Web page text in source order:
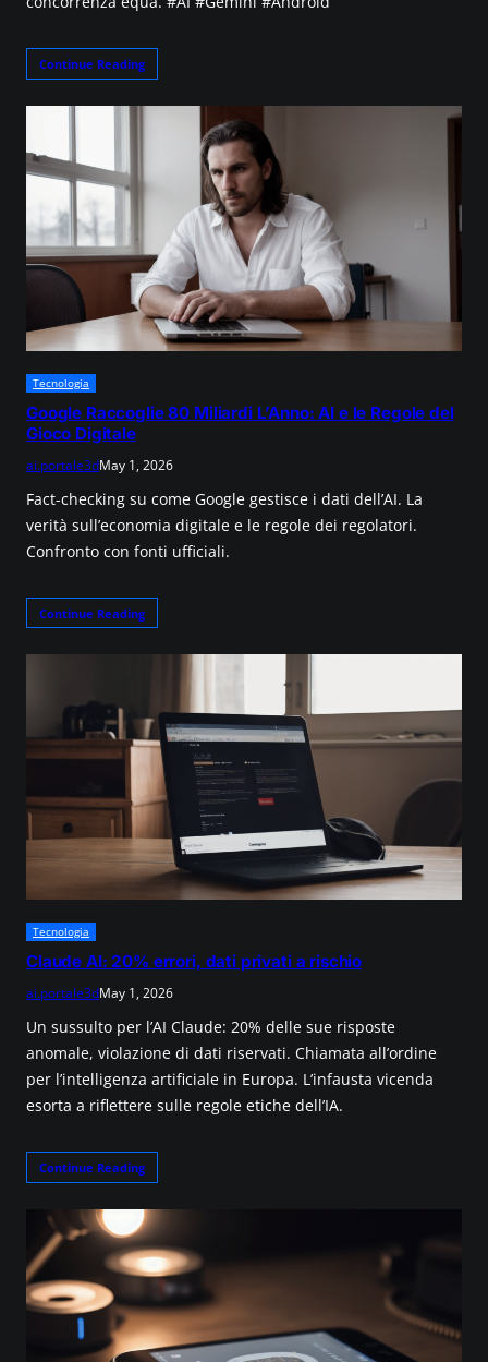
Continue Reading
Tecnologia
Google Raccoglie 80 Miliardi L’Anno: AI e le Regole del
Gioco Digitale
ai.portale3dMay 1, 2026
Fact-checking su come Google gestisce i dati dell’AI. La
verità sull’economia digitale e le regole dei regolatori.
Confronto con fonti ufficiali.
Continue Reading
Tecnologia
Claude AI: 20% errori, dati privati a rischio
ai.portale3dMay 1, 2026
Un sussulto per l’AI Claude: 20% delle sue risposte
anomale, violazione di dati riservati. Chiamata all’ordine
per l’intelligenza artificiale in Europa. L’infausta vicenda
esorta a riflettere sulle regole etiche dell’IA.
Continue Reading